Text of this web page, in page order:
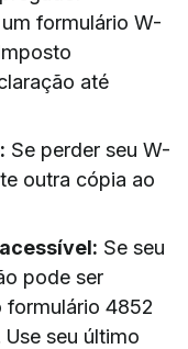
formulário W-
até
Se perder seu W-
outra cópia ao
Se seu
pode ser
formulário 4852
seu último